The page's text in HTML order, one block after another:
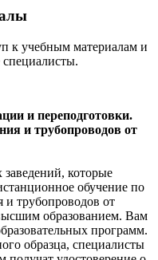
к учебным материалам и
и переподготовки.
и трубопроводов от
которые
обучение по
трубопроводов от
образованием. Вам
программ.
образца, специалисты